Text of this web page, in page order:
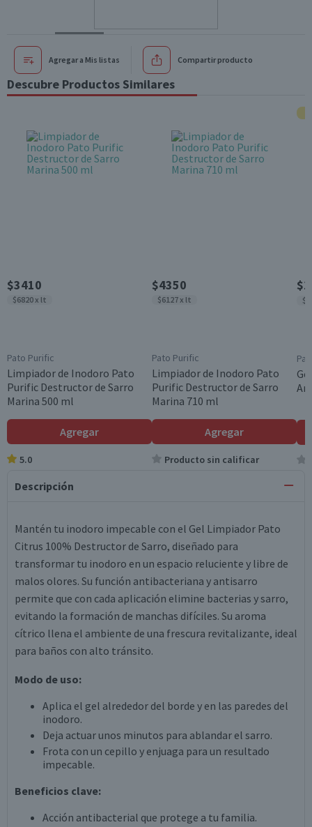
Agregar a Mis listas Compartir producto
Descubre Productos Similares
$3410
$6820 x lt
Pato Purific
Limpiador de Inodoro Pato
Purific Destructor de Sarro
Marina 500 ml
Agregar
5.0
$4350
$6127 x lt
Pato Purific
Limpiador de Inodoro Pato
Purific Destructor de Sarro
Marina 710 ml
Agregar
Producto sin calificar
Descripción
Mantén tu inodoro impecable con el Gel Limpiador Pato
Citrus 100% Destructor de Sarro, diseñado para
transformar tu inodoro en un espacio reluciente y libre de
malos olores. Su función antibacteriana y antisarro
permite que con cada aplicación elimine bacterias y sarro,
evitando la formación de manchas difíciles. Su aroma
cítrico llena el ambiente de una frescura revitalizante, ideal
para baños con alto tránsito.
Modo de uso:
Aplica el gel alrededor del borde y en las paredes del
inodoro.
Deja actuar unos minutos para ablandar el sarro.
Frota con un cepillo y enjuaga para un resultado
impecable.
Beneficios clave:
Acción antibacterial que protege a tu familia.